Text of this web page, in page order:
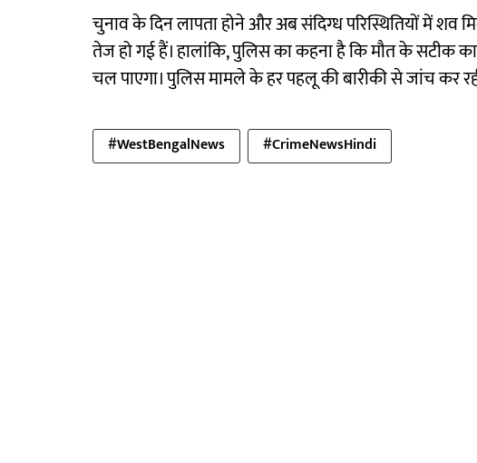
चुनाव के दिन लापता होने और अब संदिग्ध परिस्थितियों में
तेज हो गई हैं। हालांकि, पुलिस का कहना है कि मौत के सटीक
चल पाएगा। पुलिस मामले के हर पहलू की बारीकी से जांच कर
#WestBengalNews #CrimeNewsHindi